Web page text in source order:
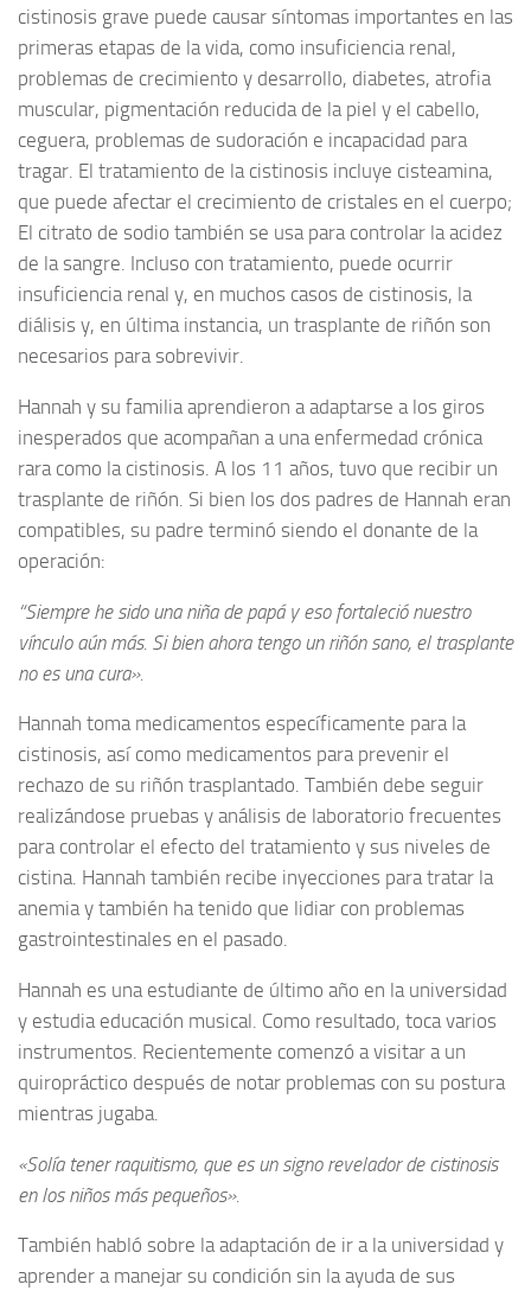
cistinosis grave puede causar síntomas importantes en las
primeras etapas de la vida, como insuficiencia renal,
problemas de crecimiento y desarrollo, diabetes, atrofia
muscular, pigmentación reducida de la piel y el cabello,
ceguera, problemas de sudoración e incapacidad para
tragar. El tratamiento de la cistinosis incluye cisteamina,
que puede afectar el crecimiento de cristales en el cuerpo;
El citrato de sodio también se usa para controlar la acidez
de la sangre. Incluso con tratamiento, puede ocurrir
insuficiencia renal y, en muchos casos de cistinosis, la
diálisis y, en última instancia, un trasplante de riñón son
necesarios para sobrevivir.
Hannah y su familia aprendieron a adaptarse a los giros
inesperados que acompañan a una enfermedad crónica
rara como la cistinosis. A los 11 años, tuvo que recibir un
trasplante de riñón. Si bien los dos padres de Hannah eran
compatibles, su padre terminó siendo el donante de la
operación:
“Siempre he sido una niña de papá y eso fortaleció nuestro
vínculo aún más. Si bien ahora tengo un riñón sano, el trasplante
no es una cura».
Hannah toma medicamentos específicamente para la
cistinosis, así como medicamentos para prevenir el
rechazo de su riñón trasplantado. También debe seguir
realizándose pruebas y análisis de laboratorio frecuentes
para controlar el efecto del tratamiento y sus niveles de
cistina. Hannah también recibe inyecciones para tratar la
anemia y también ha tenido que lidiar con problemas
gastrointestinales en el pasado.
Hannah es una estudiante de último año en la universidad
y estudia educación musical. Como resultado, toca varios
instrumentos. Recientemente comenzó a visitar a un
quiropráctico después de notar problemas con su postura
mientras jugaba.
«Solía ​​tener raquitismo, que es un signo revelador de cistinosis
en los niños más pequeños».
También habló sobre la adaptación de ir a la universidad y
aprender a manejar su condición sin la ayuda de sus